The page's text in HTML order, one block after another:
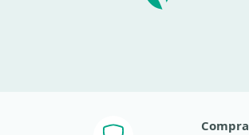
Compra